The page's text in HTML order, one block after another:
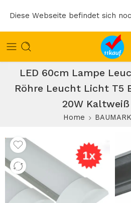
Diese Webseite befindet sich
LED 60cm Lampe
Röhre Leucht Licht T5
20W
Home